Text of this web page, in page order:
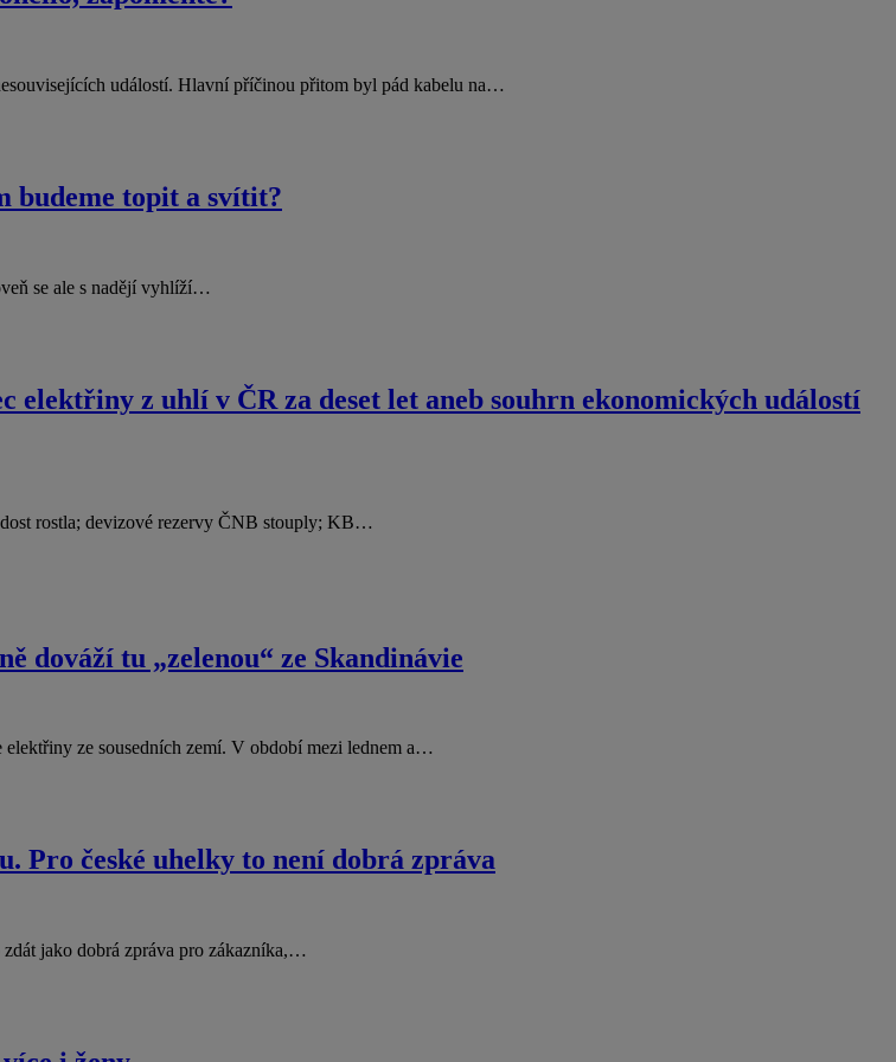
událostí. Hlavní příčinou přitom byl pád kabelu na…
budeme topit a svítit?
se ale s nadějí vyhlíží…
elektřiny z uhlí v ČR za deset let aneb souhrn ekonomických událostí
rostla; devizové rezervy ČNB stouply; KB…
dováží tu „zelenou“ ze Skandinávie
ze sousedních zemí. V období mezi lednem a…
Pro české uhelky to není dobrá zpráva
jako dobrá zpráva pro zákazníka,…